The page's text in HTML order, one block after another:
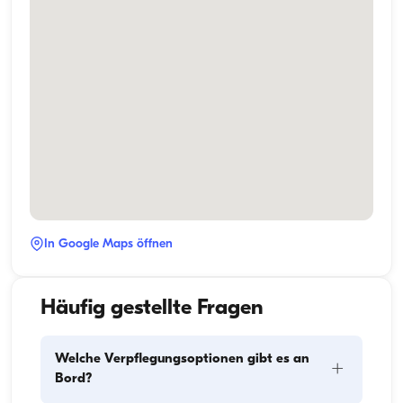
In Google Maps öffnen
Häufig gestellte Fragen
Welche Verpflegungsoptionen gibt es an
Bord?
+